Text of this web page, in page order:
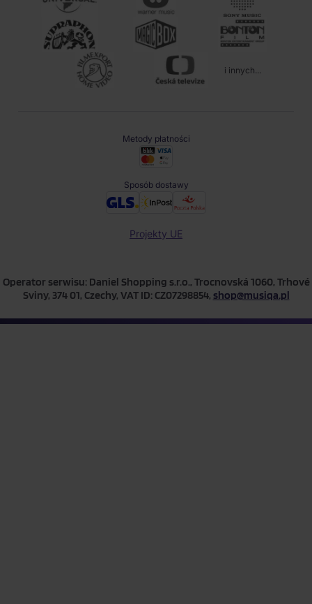
i innych...
Metody płatności
Sposób dostawy
Projekty UE
Operator serwisu: Daniel Shopping s.r.o., Trocnovská 1060, Trhové
Sviny, 374 01, Czechy, VAT ID: CZ07298854, shop@musiqa.pl